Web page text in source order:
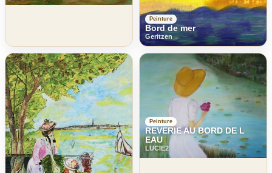
Peinture
Bord de mer
Geritzen
Peinture
REVERIE AU BORD DE L
EAU
LUCIE2